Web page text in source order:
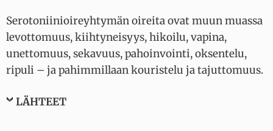
Serotoniinioireyhtymän oireita ovat muun muassa
levottomuus, kiihtyneisyys, hikoilu, vapina,
unettomuus, sekavuus, pahoinvointi, oksentelu,
ripuli – ja pahimmillaan kouristelu ja tajuttomuus.
LÄHTEET